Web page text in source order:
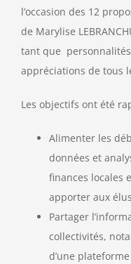
l’occasion des 12
de Marylise
tant que
appréciations de tous
Les objectifs ont été
Alimenter les
données et
finances locales
apporter aux
Partager
collectivités,
d’une